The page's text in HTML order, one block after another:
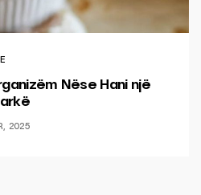
Nëse Hani një
2025